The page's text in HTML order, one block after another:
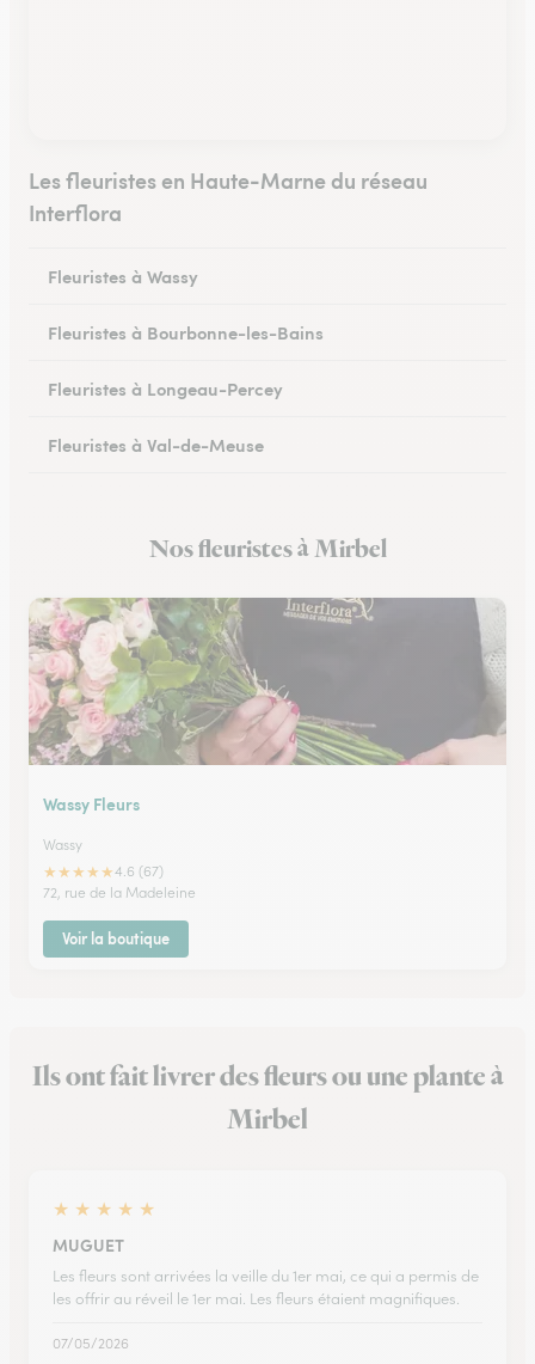
Les fleuristes en Haute-Marne du réseau
Interflora
Fleuristes à Wassy
Fleuristes à Bourbonne-les-Bains
Fleuristes à Longeau-Percey
Fleuristes à Val-de-Meuse
Nos fleuristes à Mirbel
Wassy Fleurs
Wassy
★★★★★4.6 (67)
72, rue de la Madeleine
Voir la boutique
Ils ont fait livrer des fleurs ou une plante à
Mirbel
★ ★ ★ ★ ★
MUGUET
Les fleurs sont arrivées la veille du 1er mai, ce qui a permis de
les offrir au réveil le 1er mai. Les fleurs étaient magnifiques.
07/05/2026